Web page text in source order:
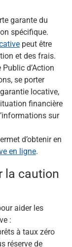
garante du
spécifique.
peut être
et des frais.
Public d’Action
se porter
locative,
financière
sur
d’obtenir en
en ligne.​
la caution
aider les
:​
à taux zéro
réserve de